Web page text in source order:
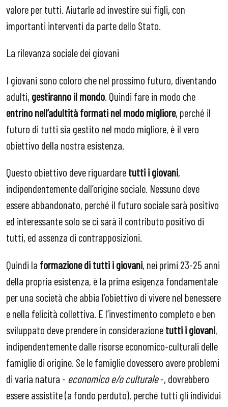
valore per tutti. Aiutarle ad investire sui figli, con
importanti interventi da parte dello Stato.
La rilevanza sociale dei giovani
I giovani sono coloro che nel prossimo futuro, diventando
adulti, gestiranno il mondo . Quindi fare in modo che
entrino nell’adultità formati nel modo migliore, perché il
futuro di tutti sia gestito nel modo migliore, è il vero
obiettivo della nostra esistenza.
Questo obiettivo deve riguardaretutti i giovani,
indipendentemente dall’origine sociale. Nessuno deve
essere abbandonato, perché il futuro sociale sarà positivo
ed interessante solo se ci sarà il contributo positivo di
tutti, ed assenza di contrapposizioni.
Quindi la formazione di tutti i giovani, nei primi 23-25 anni
della propria esistenza, è la prima esigenza fondamentale
per una società che abbia l’obiettivo di vivere nel benessere
e nella felicità collettiva. E l’investimento completo e ben
sviluppato deve prendere in considerazionetutti i giovani,
indipendentemente dalle risorse economico-culturali delle
famiglie di origine. Se le famiglie dovessero avere problemi
di varia natura - economico e/o culturale-, dovrebbero
essere assistite (a fondo perduto), perché tutti gli individui